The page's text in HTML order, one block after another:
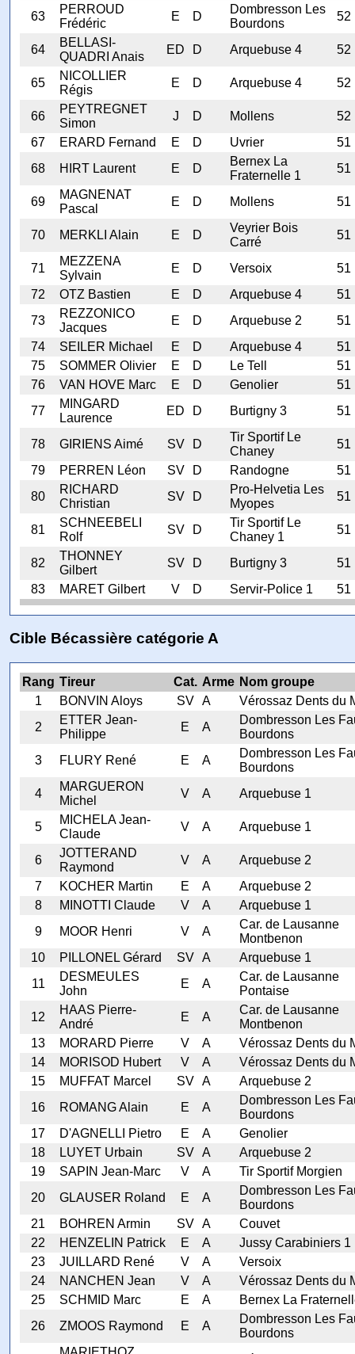
63
PERROUD
Frédéric
E D
Dombresson Les
Bourdons
52
64
BELLASI-
QUADRI Anais
ED D Arquebuse 4 52
65
NICOLLIER
Régis
E D Arquebuse 4 52
66
PEYTREGNET
Simon
J D Mollens
52
67
ERARD Fernand E D Uvrier
51
68
HIRT Laurent E D
Bernex La
Fraternelle 1
51
69
MAGNENAT
Pascal
E D Mollens 51
70 MERKLI Alain E D
Veyrier Bois
Carré
51
71
MEZZENA
Sylvain
E D Versoix
51
72
OTZ Bastien E D Arquebuse 4
51
73
REZZONICO
Jacques
E D Arquebuse 2
51
74
SEILER Michael E D Arquebuse 4
51
75
SOMMER Olivier E D Le Tell
51
76
VAN HOVE Marc E D Genolier
51
77
MINGARD
Laurence
ED D Burtigny 3 51
78 GIRIENS Aimé SV D
Tir Sportif Le
Chaney
51
79
PERREN Léon SV D Randogne
51
80
RICHARD
Christian
SV D
Pro-Helvetia Les
Myopes
51
81
SCHNEEBELI
Rolf
SV D
Tir Sportif Le
Chaney 1
51
82
THONNEY
Gilbert
SV D Burtigny 3
51
83
MARET Gilbert V D Servir-Police 1 51
Cible Bécassière catégorie A
Rang Tireur Cat. Arme Nom groupe
1
BONVIN Aloys SV A
Vérossaz Dents du
2
ETTER Jean-
Philippe
E A
Dombresson Les
Bourdons
3
FLURY René E A
Dombresson Les
Bourdons
4
MARGUERON
Michel
V A Arquebuse 1
5
MICHELA Jean-
Claude
V A Arquebuse 1
6
JOTTERAND
Raymond
V A
Arquebuse 2
7
KOCHER Martin E A
Arquebuse 2
8
MINOTTI Claude V A
Arquebuse 1
9
MOOR Henri V A
Car. de Lausanne
Montbenon
10
PILLONEL Gérard SV A
Arquebuse 1
11
DESMEULES
John
E A
Car. de Lausanne
Pontaise
12
HAAS Pierre-
André
E A
Car. de Lausanne
Montbenon
13
MORARD Pierre V A
Vérossaz Dents du
14
MORISOD Hubert V A
Vérossaz Dents du
15
MUFFAT Marcel SV A
Arquebuse 2
16
ROMANG Alain E A
Dombresson Les
Bourdons
17
D'AGNELLI Pietro E A
Genolier
18
LUYET Urbain SV A
Arquebuse 2
19
SAPIN Jean-Marc V A
Tir Sportif Morgien
20
GLAUSER Roland E A
Dombresson Les
Bourdons
21
BOHREN Armin SV A
Couvet
22
HENZELIN Patrick E A
Jussy Carabiniers 1
23
JUILLARD René V A
Versoix
24
NANCHEN Jean V A
Vérossaz Dents du
25
SCHMID Marc E A
Bernex La
26
ZMOOS Raymond E A
Dombresson Les
Bourdons